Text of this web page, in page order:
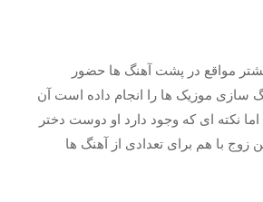
مواقع در پشت آهنگ ها حضور
سازی موزیک ها را انجام داده است آن
نکته ای که وجود دارد او دوست دختر
زوج با هم برای تعدادی از آهنگ ها